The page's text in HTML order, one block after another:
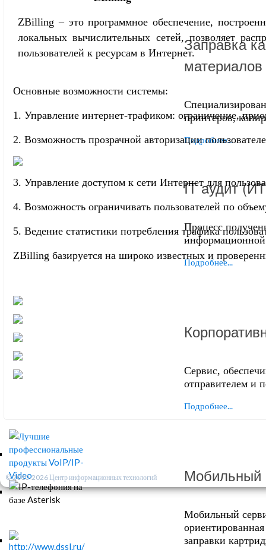
Заправка
материалов
принтеров,
Подробнее...
IT aудит
Процесс
информационной
Подробнее...
Сервис,
отправителем и
Подробнее...
Мобильный
Мобильный
заправки
ZBilling – это программное обеспечение,
локальных вычислительных сетей, позволяет
пользователей к ресурсам в Интернет.
Основные возможности системы:
1. Управление интернет-трафиком: ограничение,
2. Возможность прозрачной авторизации
3. Управление доступом к сети Интернет для
4. Возможность ограничивать пользователей по
5. Ведение статистики потребления трафика
ZBilling базируется на широко известных и
© 2010-2026 Центр информационных технологий